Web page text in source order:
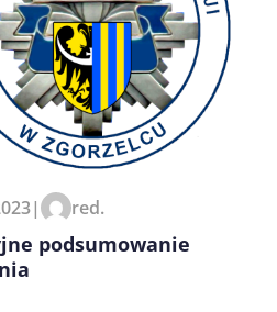
podczas pisania
| red.
podsumowanie